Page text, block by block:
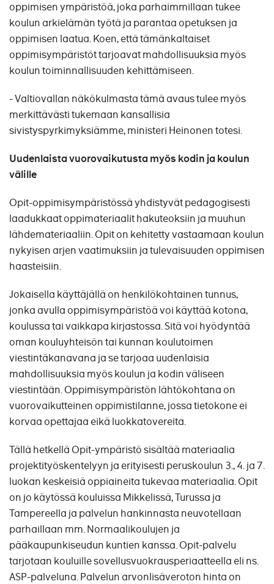
oppimisen ympäristöä, joka parhaimmillaan tukee
koulun arkielämän työtä ja parantaa opetuksen ja
oppimisen laatua. Koen, että tämänkaltaiset
oppimisympäristöt tarjoavat mahdollisuuksia myös
koulun toiminnallisuuden kehittämiseen.
- Valtiovallan näkökulmasta tämä avaus tulee myös
merkittävästi tukemaan kansallisia
sivistyspyrkimyksiämme, ministeri Heinonen totesi.
Uudenlaista vuorovaikutusta myös kodin ja koulun
välille
Opit-oppimisympäristössä yhdistyvät pedagogisesti
laadukkaat oppimateriaalit hakuteoksiin ja muuhun
lähdemateriaaliin. Opit on kehitetty vastaamaan koulun
nykyisen arjen vaatimuksiin ja tulevaisuuden oppimisen
haasteisiin.
Jokaisella käyttäjällä on henkilökohtainen tunnus,
jonka avulla oppimisympäristöä voi käyttää kotona,
koulussa tai vaikkapa kirjastossa. Sitä voi hyödyntää
oman kouluyhteisön tai kunnan koulutoimen
viestintäkanavana ja se tarjoaa uudenlaisia
mahdollisuuksia myös koulun ja kodin väliseen
viestintään. Oppimisympäristön lähtökohtana on
vuorovaikutteinen oppimistilanne, jossa tietokone ei
korvaa opettajaa eikä luokkatovereita.
Tällä hetkellä Opit-ympäristö sisältää materiaalia
projektityöskentelyyn ja erityisesti peruskoulun 3., 4. ja 7.
luokan keskeisiä oppiaineita tukevaa materiaalia. Opit
on jo käytössä kouluissa Mikkelissä, Turussa ja
Tampereella ja palvelun hankinnasta neuvotellaan
parhaillaan mm. Normaalikoulujen ja
pääkaupunkiseudun kuntien kanssa. Opit-palvelu
tarjotaan kouluille sovellusvuokrausperiaatteella eli ns.
ASP-palveluna. Palvelun arvonlisäveroton hinta on